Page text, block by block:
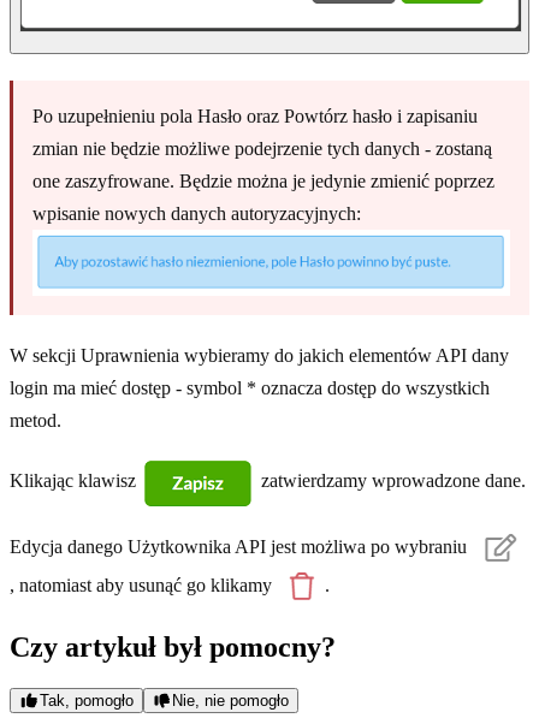
Po uzupełnieniu pola Hasło oraz Powtórz hasło i zapisaniu
zmian nie będzie możliwe podejrzenie tych danych - zostaną
one zaszyfrowane. Będzie można je jedynie zmienić poprzez
wpisanie nowych danych autoryzacyjnych:
W sekcji Uprawnienia wybieramy do jakich elementów API dany
login ma mieć dostęp - symbol * oznacza dostęp do wszystkich
metod.
Klikając klawisz zatwierdzamy wprowadzone dane.
Edycja danego Użytkownika API jest możliwa po wybraniu
, natomiast aby usunąć go klikamy
.
Czy artykuł był pomocny?
Tak, pomogło Nie, nie pomogło